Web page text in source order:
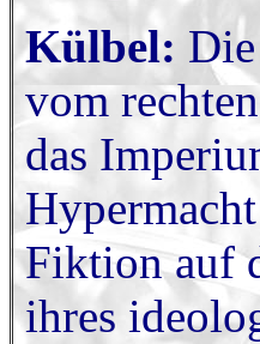
Külbel:
vom
das
Fiktion auf
ihres